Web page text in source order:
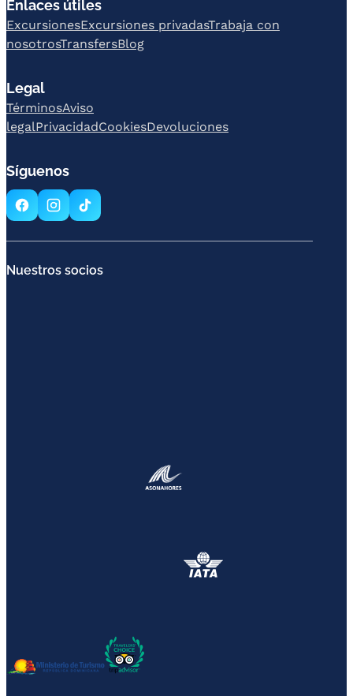
Enlaces útiles
ExcursionesExcursiones privadasTrabaja con
nosotrosTransfersBlog
Legal
TérminosAviso
legalPrivacidadCookiesDevoluciones
Síguenos
Nuestros socios